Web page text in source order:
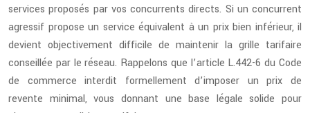
services proposés par vos concurrents directs. Si un concurrent
agressif propose un service équivalent à un prix bien inférieur, il
devient objectivement difficile de maintenir la grille tarifaire
conseillée par le réseau. Rappelons que l’article L.442-6 du Code
de commerce interdit formellement d’imposer un prix de
revente minimal, vous donnant une base légale solide pour